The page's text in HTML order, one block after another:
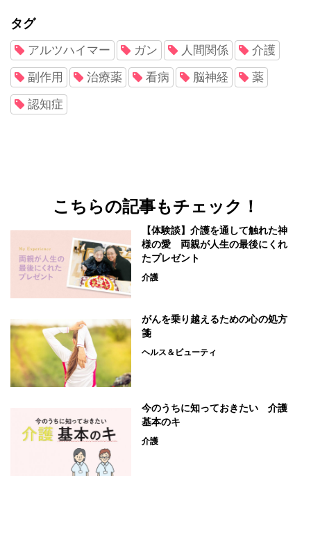
タグ
アルツハイマー ガン 人間関係 介護
副作用 治療薬 看病 脳神経 薬
認知症
こちらの記事もチェック！
【体験談】介護を通して触れた神
様の愛 両親が人生の最後にくれ
たプレゼント
介護
がんを乗り越えるための心の処方
箋
ヘルス＆ビューティ
今のうちに知っておきたい 介護
基本のキ
介護